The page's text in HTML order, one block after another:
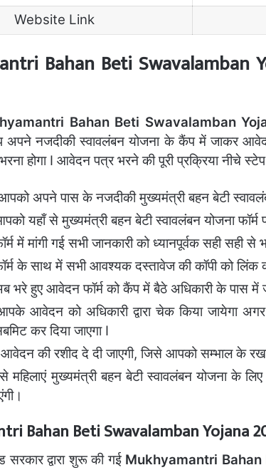
Website Link
Bahan Beti Swavalamban
Bahan Beti Swavalamban
अपने नजदीकी स्वावलंबन योजना के कैंप में जाकर
भरना होगाI आवेदन पत्र भरने की पूरी प्रक्रिया नीचे स्टेप
अपने पास के नजदीकी मुख्यमंत्री बहन बेटी
यहाँ से मुख्यमंत्री बहन बेटी स्वावलंबन योजना फॉर्म
में मांगी गई सभी जानकारी को ध्यानपूर्वक सही सही से
के साथ में सभी आवश्यक दस्तावेज की कॉपी को लिंक
भरे हुए आवेदन फॉर्म को कैंप में बैठे अधिकारी के पास में
आवेदन को अधिकारी द्वारा चेक किया जायेगा अगर
कर दिया जाएगाI
आवेदन की रशीद दे दी जाएगी,जिसे आपको सम्भाल के
से महिलाएं मुख्यमंत्री बहन बेटी स्वावलंबन योजना के लिए
Bahan Beti Swavalamban Yojana
द्वारा शुरू की गई Mukhyamantri